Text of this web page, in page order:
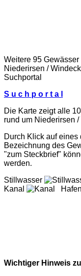
Weitere 95
Niederirsen /
Suchportal
S u c h p o r t a l
Die Karte zeigt alle
rund um Niederirsen /
Durch Klick auf
Bezeichnung des
"zum Steckbrief"
werden.
Stillwasser
Kanal
Wichtiger Hinweis